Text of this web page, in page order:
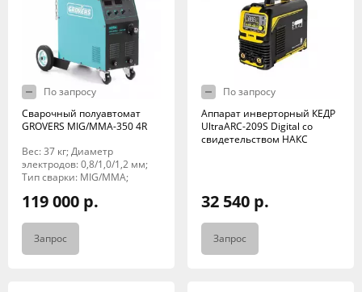
По запросу
Сварочный полуавтомат
GROVERS MIG/MMA-350 4R
Вес: 37 кг; Диаметр
электродов: 0,8/1,0/1,2 мм;
Тип сварки: MIG/MMA;
119 000 р.
Запрос
По запросу
Аппарат инверторный КЕДР
UltraARC-209S Digital со
свидетельством НАКС
32 540 р.
Запрос